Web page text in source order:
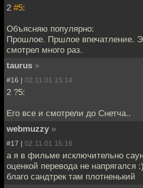
2 #5:
Объясняю популярно:
Прошлое. Пршлое впечатление.
смотрел много раз.
taurus »
#16 | 02.11.01 15:14
2 ?5:
Его все и смотрели до Снетча..
webmuzzy »
#17 | 02.11.01 15:16
а я в фильме исключительно
оценкой перевода не напрягался :)
благо сандтрек там плотненький